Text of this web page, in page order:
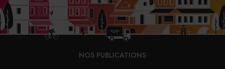
31/07/2026
Vins fins : la Chine affiche ses ambitions
NOS PUBLICATIONS